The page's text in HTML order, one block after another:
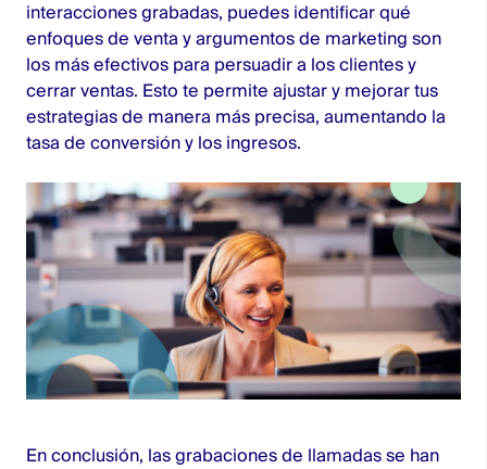
interacciones grabadas, puedes identificar qué
enfoques de venta y argumentos de marketing son
los más efectivos para persuadir a los clientes y
cerrar ventas. Esto te permite ajustar y mejorar tus
estrategias de manera más precisa, aumentando la
tasa de conversión y los ingresos.
En conclusión, las grabaciones de llamadas se han